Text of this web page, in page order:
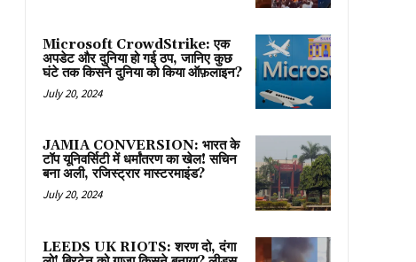
Microsoft CrowdStrike: एक
अपडेट और दुनिया हो गई ठप, जानिए कुछ
घंटे तक किसने दुनिया को किया ऑफ़लाइन?
July 20, 2024
JAMIA CONVERSION: भारत के
टॉप यूनिवर्सिटी में धर्मांतरण का खेल! सचिन
बना अली, रजिस्ट्रार मास्टरमाइंड?
July 20, 2024
LEEDS UK RIOTS: शरण दो, दंगा